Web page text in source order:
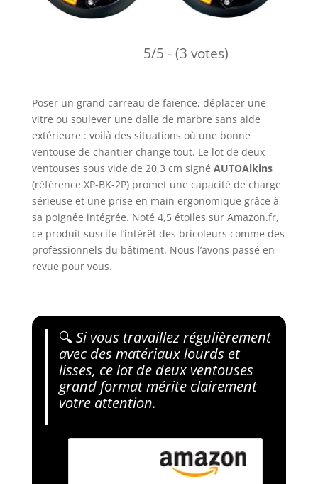
5/5 - (3 votes)
Poser un grand carreau de faïence, déplacer une
vitre ou soulever une dalle de marbre sans aide
extérieure : voilà des situations où une bonne
ventouse de chantier change tout. Le lot de deux
ventouses sous vide de 20,3 cm signé AUTOAlkins
(référence XP-BK-2P) promet une capacité de charge
sérieuse et une prise en main ergonomique grâce à
sa poignée intégrée. Noté 4,5 étoiles sur Amazon.fr,
ce produit suscite l’intérêt des bricoleurs comme des
professionnels du bâtiment. Nous l’avons passé en
revue pour vous.
🔍 Si vous travaillez régulièrement
avec des matériaux lourds et
lisses, ce lot de deux ventouses
grand format mérite clairement
votre attention.